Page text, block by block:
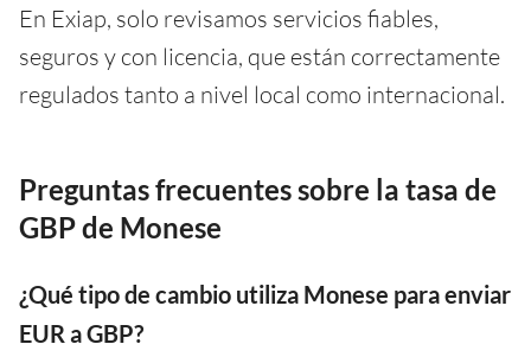
En Exiap, solo revisamos servicios fiables,
seguros y con licencia, que están correctamente
regulados tanto a nivel local como internacional.
Preguntas frecuentes sobre la tasa de
GBP de Monese
¿Qué tipo de cambio utiliza Monese para enviar
EUR a GBP?